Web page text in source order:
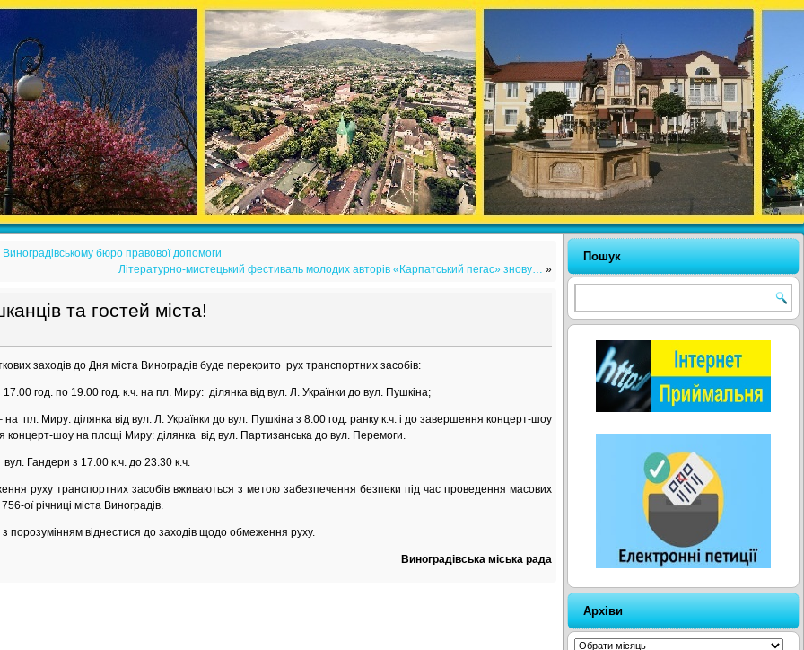
бюро правової допомоги
Літературно-мистецький фестиваль молодих авторів «Карпатський пегас» знову… »
та гостей міста!
заходів до Дня міста Виноградів буде перекрито рух транспортних засобів:
17.00 год. по 19.00 год. к.ч. на пл. Миру: ділянка від вул. Л. Українки до вул. Пушкіна;
пл. Миру: ділянка від вул. Л. Українки до вул. Пушкіна з 8.00 год. ранку к.ч. і до завершення концерт-шоу
концерт-шоу на площі Миру: ділянка від вул. Партизанська до вул. Перемоги.
Гандери з 17.00 к.ч. до 23.30 к.ч.
транспортних засобів вживаються з метою забезпечення безпеки під час проведення масових
ої річниці міста Виноградів.
віднестися до заходів щодо обмеження руху.
Виноградівська міська рада
Пошук
Архіви
Архіви